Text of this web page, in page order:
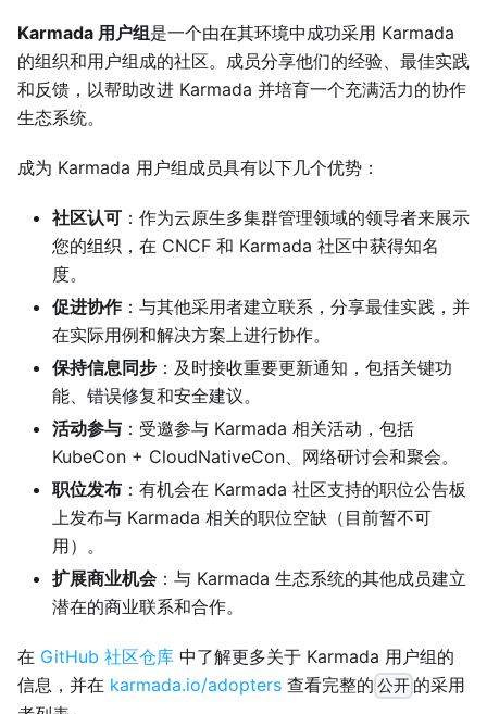
Karmada 用户组是一个由在其环境中成功采用 Karmada
的组织和用户组成的社区。成员分享他们的经验、最佳实践
和反馈，以帮助改进 Karmada 并培育一个充满活力的协作
生态系统。
成为 Karmada 用户组成员具有以下几个优势：
社区认可 ：作为云原生多集群管理领域的领导者来展示
您的组织，在 CNCF 和 Karmada 社区中获得知名
度。
促进协作：与其他采用者建立联系，分享最佳实践，并
在实际用例和解决方案上进行协作。
保持信息同步 ：及时接收重要更新通知，包括关键功
能、错误修复和安全建议。
活动参与 ：受邀参与 Karmada 相关活动，包括
KubeCon + CloudNativeCon、网络研讨会和聚会。
职位发布 ：有机会在 Karmada 社区支持的职位公告板
上发布与 Karmada 相关的职位空缺（目前暂不可
用）。
扩展商业机会：与 Karmada 生态系统的其他成员建立
潜在的商业联系和合作。
在 GitHub 社区仓库 中了解更多关于 Karmada 用户组的
信息，并在 karmada.io/adopters 查看完整的 公开 的采用